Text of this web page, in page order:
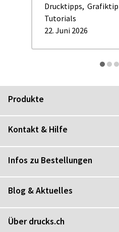
Drucktipps,
Tutorials
22. Juni 2026
Produkte
Kontakt & Hilfe
Infos zu Bestellungen
Blog & Aktuelles
Über drucks.ch